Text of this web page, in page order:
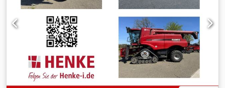
Tränklein Type: Case Bender / rugvormmachine
Werkbreedte: ca. 600 mm Instelbare roldraad Stabiele
gietijzeren constructie Elektrische aandrijving Werktafel
Djdpfx Abeziwnboiokr Staat: gebruikt Toepassingen:
productie van hardcover boeken, boekbinderijen,
drukkerijen, grafische bedrijven, productie van albums,
catalogi en omslagen.